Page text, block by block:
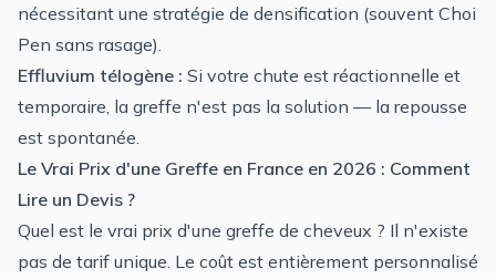
nécessitant une stratégie de densification (souvent Choi
Pen sans rasage).
Effluvium télogène : Si votre chute est réactionnelle et
temporaire, la greffe n'est pas la solution — la repousse
est spontanée.
Le Vrai Prix d'une Greffe en France en 2026 : Comment
Lire un Devis ?
Quel est le vrai prix d'une greffe de cheveux ? Il n'existe
pas de tarif unique. Le coût est entièrement personnalisé